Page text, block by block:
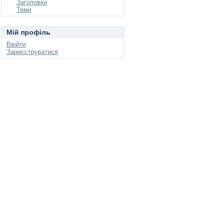
Заголовки
Теми
Мій профіль
Ввійти
Зареєструватися